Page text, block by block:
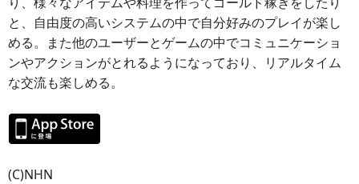
と、自由度の高いシステムの中で自分好みのプレイが楽し
める。また他のユーザーとゲームの中でコミュニケーショ
ンやアクションがとれるようになっており、リアルタイム
な交流も楽しめる。
(C)NHN